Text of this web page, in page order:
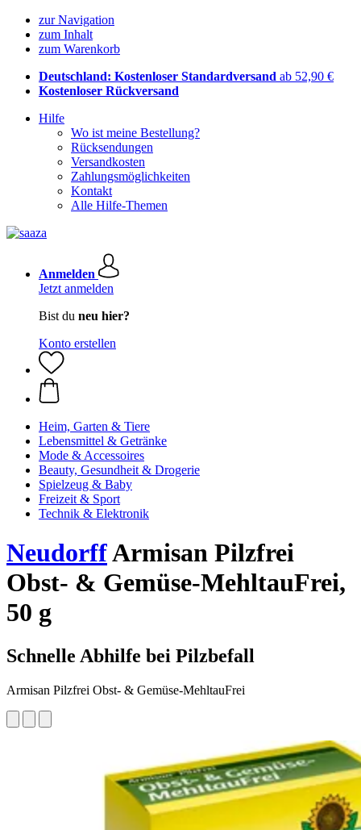
zur Navigation
zum Inhalt
zum Warenkorb
Deutschland: Kostenloser Standardversand ab 52,90 €
Kostenloser Rückversand
Hilfe
Wo ist meine Bestellung?
Rücksendungen
Versandkosten
Zahlungsmöglichkeiten
Kontakt
Alle Hilfe-Themen
Anmelden
Jetzt anmelden
Bist du neu hier?
Konto erstellen
Heim, Garten & Tiere
Lebensmittel & Getränke
Mode & Accessoires
Beauty, Gesundheit & Drogerie
Spielzeug & Baby
Freizeit & Sport
Technik & Elektronik
NeudorffArmisan Pilzfrei
Obst- & Gemüse-MehltauFrei,
50 g
Schnelle Abhilfe bei Pilzbefall
Armisan Pilzfrei Obst- & Gemüse-MehltauFrei